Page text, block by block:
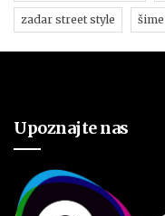
zadar street style
Upoznajte nas